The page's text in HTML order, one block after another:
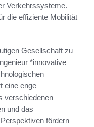
Verkehrssysteme.
die effiziente Mobilität
Gesellschaft zu
*innovative
eine enge
verschiedenen
und das
fördern